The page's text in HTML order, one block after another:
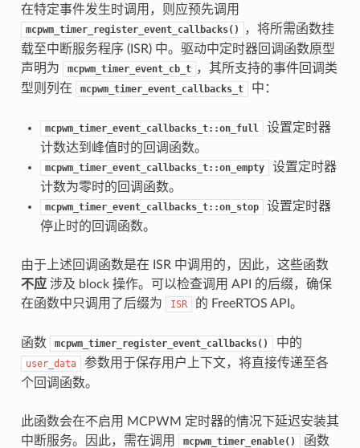
在特定事件发生时调用，则应预先调用
mcpwm_timer_register_event_callbacks()
，将所需函数挂
载至中断服务程序 (ISR) 中。驱动中定时器回调函数原型
声明为
mcpwm_timer_event_cb_t ，其所支持的事件回调类
型则列在
mcpwm_timer_event_callbacks_t 中：
mcpwm_timer_event_callbacks_t::on_full
设置定时器
计数达到峰值时的回调函数。
mcpwm_timer_event_callbacks_t::on_empty
设置定时器
计数为零时的回调函数。
mcpwm_timer_event_callbacks_t::on_stop
设置定时器
停止时的回调函数。
由于上述回调函数是在 ISR 中调用的，因此，这些函数
不应 涉及 block 操作。可以检查调用 API 的后缀，确保
在函数中只调用了后缀为
ISR 的 FreeRTOS API。
函数 mcpwm_timer_register_event_callbacks() 中的
user_data
参数用于保存用户上下文，将直接传递至各
个回调函数。
此函数会在不启用 MCPWM 定时器的情况下延迟安装其
中断服务。因此，需在调用
mcpwm_timer_enable()
函数